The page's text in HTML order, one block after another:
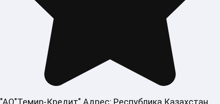
"АО"Темир-Кредит" Адрес: Республика Казахстан,